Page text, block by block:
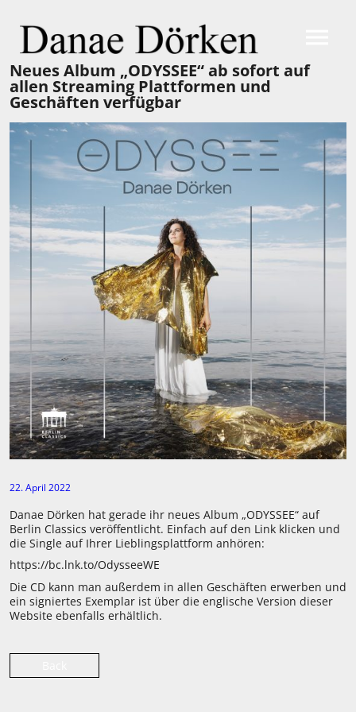
Neues Album „ODYSSEE“ ab sofort auf
allen Streaming Plattformen und
Geschäften verfügbar
22. April 2022
Danae Dörken hat gerade ihr neues Album „ODYSSEE“ auf
Berlin Classics veröffentlicht. Einfach auf den Link klicken und
die Single auf Ihrer Lieblingsplattform anhören:
https://bc.lnk.to/OdysseeWE
Die CD kann man außerdem in allen Geschäften erwerben und
ein signiertes Exemplar ist über die englische Version dieser
Website ebenfalls erhältlich.